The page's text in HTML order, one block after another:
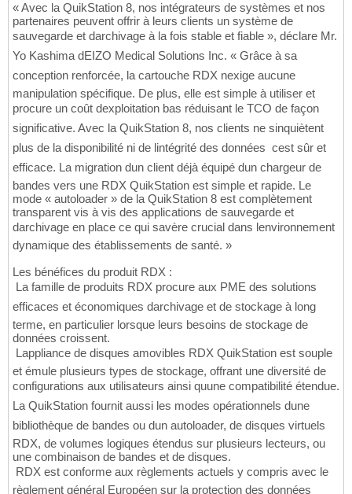
« Avec la QuikStation 8, nos intégrateurs de systèmes et nos
partenaires peuvent offrir à leurs clients un système de
sauvegarde et darchivage à la fois stable et fiable », déclare Mr.
Yo Kashima dEIZO Medical Solutions Inc. « Grâce à sa
conception renforcée, la cartouche RDX nexige aucune
manipulation spécifique. De plus, elle est simple à utiliser et
procure un coût dexploitation bas réduisant le TCO de façon
significative. Avec la QuikStation 8, nos clients ne sinquiètent
plus de la disponibilité ni de lintégrité des données  cest sûr et
efficace. La migration dun client déjà équipé dun chargeur de
bandes vers une RDX QuikStation est simple et rapide. Le
mode « autoloader » de la QuikStation 8 est complètement
transparent vis à vis des applications de sauvegarde et
darchivage en place ce qui savère crucial dans lenvironnement
dynamique des établissements de santé. »
Les bénéfices du produit RDX :
 La famille de produits RDX procure aux PME des solutions
efficaces et économiques darchivage et de stockage à long
terme, en particulier lorsque leurs besoins de stockage de
données croissent.
 Lappliance de disques amovibles RDX QuikStation est souple
et émule plusieurs types de stockage, offrant une diversité de
configurations aux utilisateurs ainsi quune compatibilité étendue.
La QuikStation fournit aussi les modes opérationnels dune
bibliothèque de bandes ou dun autoloader, de disques virtuels
RDX, de volumes logiques étendus sur plusieurs lecteurs, ou
une combinaison de bandes et de disques.
 RDX est conforme aux règlements actuels y compris avec le
règlement général Européen sur la protection des données